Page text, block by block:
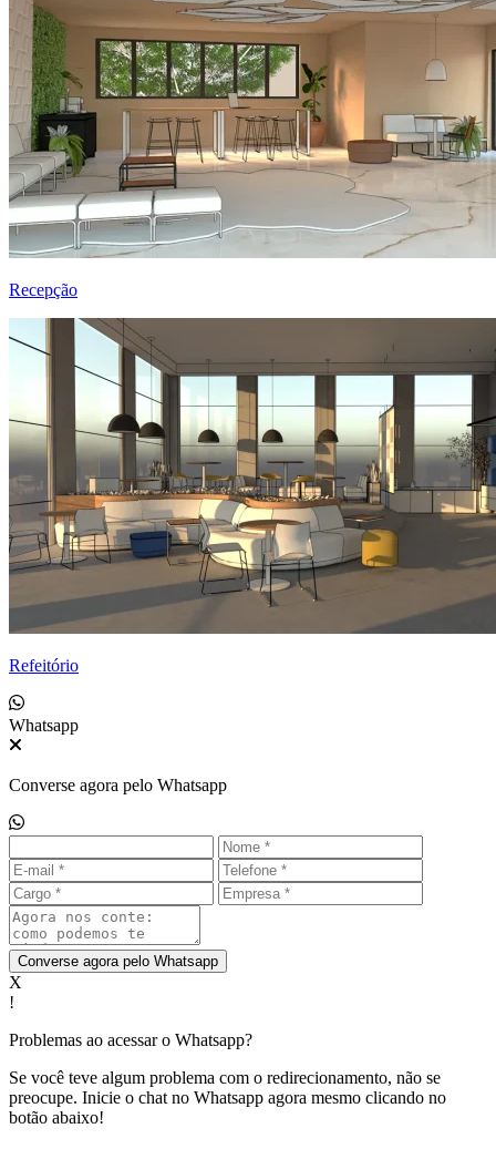
Recepção
Refeitório
Whatsapp
Converse agora pelo Whatsapp
Converse agora pelo Whatsapp
X
!
Problemas ao acessar o Whatsapp?
Se você teve algum problema com o redirecionamento, não se
preocupe. Inicie o chat no Whatsapp agora mesmo clicando no
botão abaixo!